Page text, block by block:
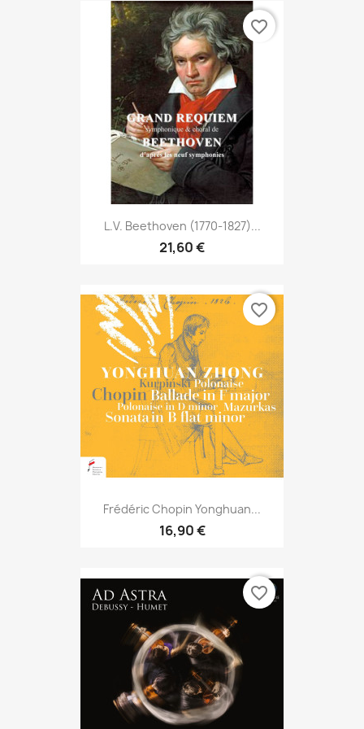
L.V. Beethoven (1770-1827)...
21,60 €
favorite_border
Frédéric Chopin Yonghuan...
16,90 €
favorite_border
favorite_border